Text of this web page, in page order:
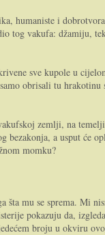
humaniste i
tog vakufa: džamiju,
sve kupole u
obrisali tu hrakotinu
zemlji, na
bezakonja, a usput će
momku?
šta mu se sprema. Mi
pokazuju da,
broju u okviru